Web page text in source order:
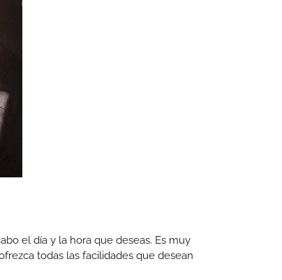
el día y la hora que deseas. Es muy
todas las facilidades que desean